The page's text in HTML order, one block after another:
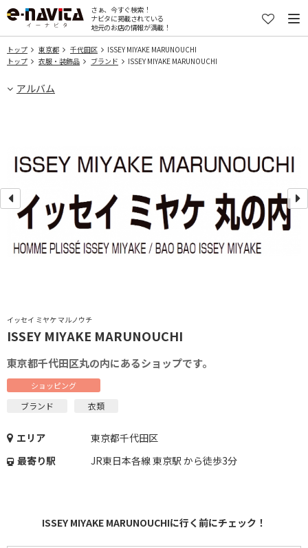
さぁ、今すぐ検索！
ナビタに掲載されている
地元のお店の情報が満載！
トップ 東京都 千代田区
ISSEY MIYAKE MARUNOUCHI
トップ
衣服・装飾品 ブランド ISSEY MIYAKE MARUNOUCHI
アルバム
イッセイ ミヤケ マルノウチ
ISSEY MIYAKE MARUNOUCHI
東京都千代田区丸の内にあるショップです。
ショッピング
ブランド 衣類
エリア
東京都千代田区
最寄り駅
JR東日本各線 東京駅 から徒歩3分
ISSEY MIYAKE MARUNOUCHIに行く前にチェック！